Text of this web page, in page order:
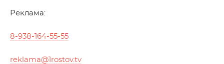
Реклама:
8-938-164-55-55
reklama@1rostov.tv